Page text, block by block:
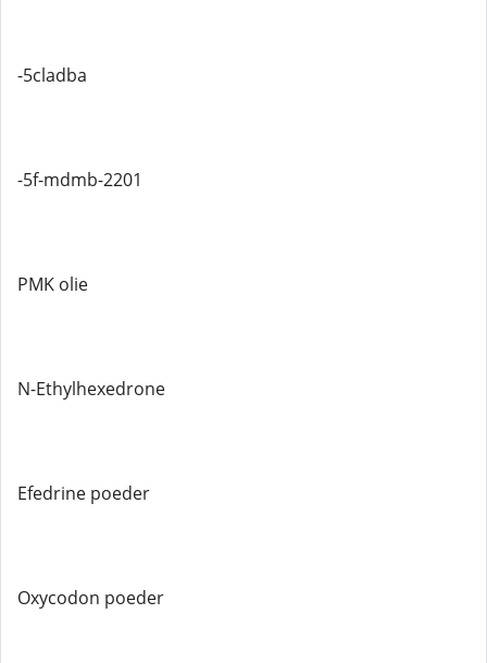
-5cladba
-5f-mdmb-2201
PMK olie
N-Ethylhexedrone
Efedrine poeder
Oxycodon poeder